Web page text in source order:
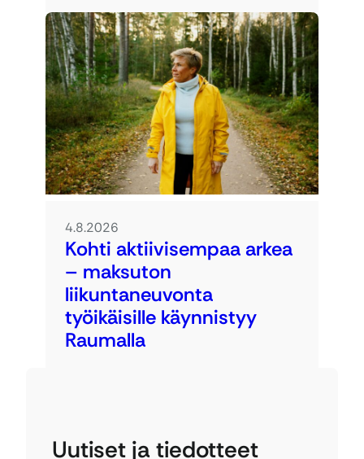
4.8.2026
Kohti aktiivisempaa arkea
– maksuton
liikuntaneuvonta
työikäisille käynnistyy
Raumalla
Uutiset ja tiedotteet